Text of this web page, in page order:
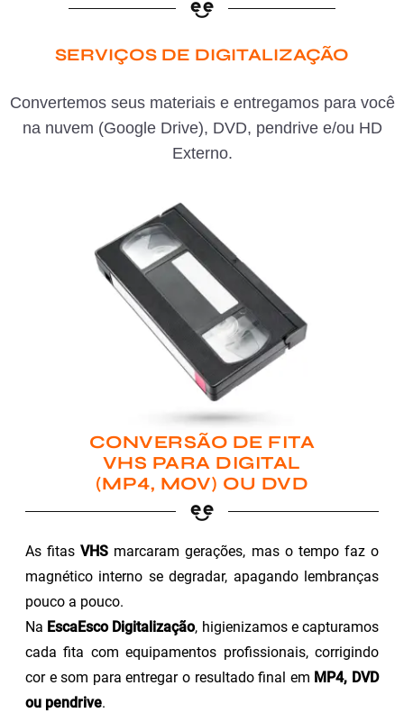
SERVIÇOS DE DIGITALIZAÇÃO
Convertemos seus materiais e entregamos para você
na nuvem (Google Drive), DVD, pendrive e/ou HD
Externo.
CONVERSÃO DE FITA
VHS PARA DIGITAL
(MP4, MOV) OU DVD
As fitasVHS marcaram gerações, mas o tempo faz o
magnético interno se degradar, apagando lembranças
pouco a pouco.
Na EscaEsco Digitalização, higienizamos e capturamos
cada fita com equipamentos profissionais, corrigindo
cor e som para entregar o resultado final em MP4, DVD
ou pendrive.